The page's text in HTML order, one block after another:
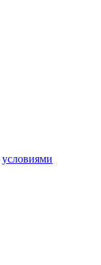
условиями